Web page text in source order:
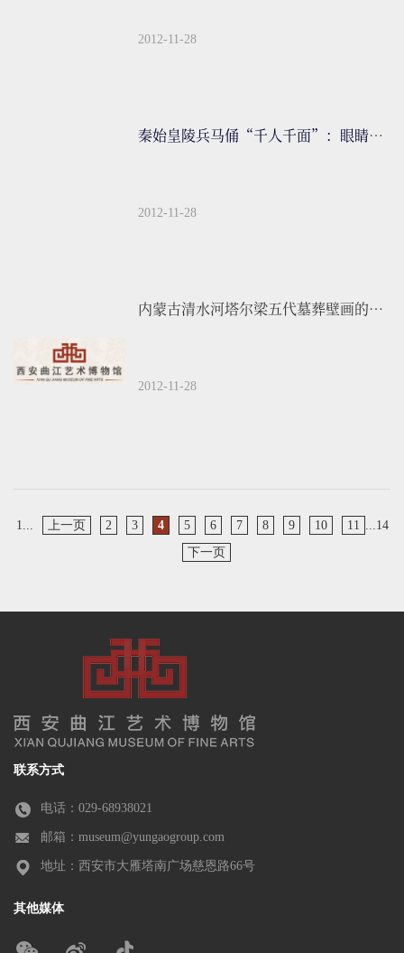
2012-11-28
秦始皇陵兵马俑“千人千面”：眼睛有红色灰褐色
2012-11-28
内蒙古清水河塔尔梁五代墓葬壁画的抢救性揭取
2012-11-28
1... 上一页 2 3 4 5 6 7 8 9 10 11 ...14
下一页
联系方式
电话：029-68938021
邮箱：museum@yungaogroup.com
地址：西安市大雁塔南广场慈恩路66号
其他媒体